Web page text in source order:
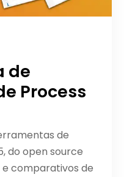
de
Process
de
do open source
comparativos de